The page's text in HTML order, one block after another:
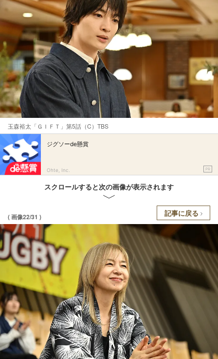
玉森裕太「ＧＩＦＴ」第5話（C）TBS
ジグソーde懸賞
Ohte, Inc. PR
スクロールすると次の画像が表示されます
( 画像22/31 ) 記事に戻る